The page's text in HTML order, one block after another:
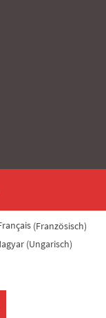
(Französisch)
(Ungarisch)